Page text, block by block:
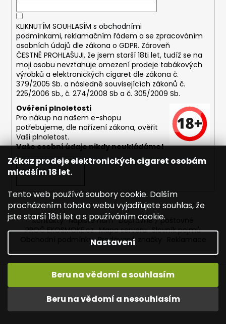
Zákaz prodeje elektronických cigaret osobám
mladším 18 let.
Tento web používá soubory cookie. Dalším
procházením tohoto webu vyjadřujete souhlas, že
jste starší 18ti let a s používáním cookie.
Nastavení
Beru na vědomí a nesouhlasím
Beru na vědomí a souhlasím
KLIKNUTÍM SOUHLASÍM s obchodními
podmínkami, reklamačním řádem a se zpracováním
osobních údajů dle zákona o GDPR. Zároveň
ČESTNĚ PROHLAŠUJI, že jsem starší 18ti let, tudíž se na
moji osobu nevztahuje omezení prodeje tabákových
výrobků a elektronických cigaret dle zákona č.
379/2005 Sb. a následně souvisejících zákonů č.
225/2006 Sb., č. 274/2008 Sb a č. 305/2009 Sb.
Ověření plnoletosti
Pro nákup na našem e-shopu
potřebujeme, dle nařízení zákona, ověřit
Vaši plnoletost.
Vaše osobní údaje nikdy neukládáme!
PŘIHLÁSIT SE
Kontakty Napište nám Dopravné / poštovné
PROČ EKOSMOKE.cz Mapa serveru Slovník pojmů
Obchodní podmínky Prodávané značky
Vytvořil Shoptet
Copyright 2026EKOSMOKE - Specialista na e-cigarety.
Všechna práva vyhrazena. Upravit nastavení cookies